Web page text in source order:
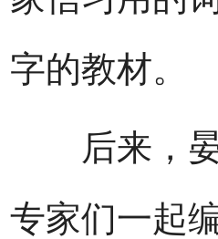
字的教材。
后来，晏
专家们一起